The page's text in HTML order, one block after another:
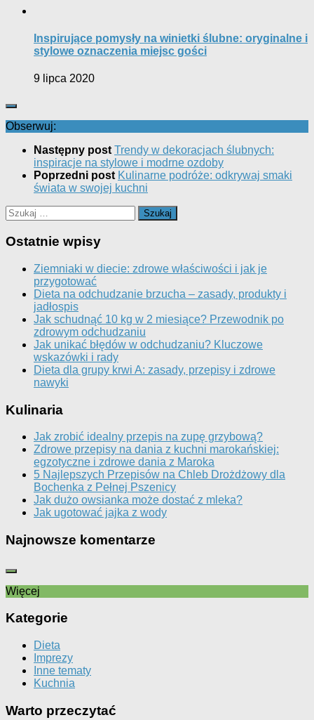
Inspirujące pomysły na winietki ślubne: oryginalne i
stylowe oznaczenia miejsc gości
9 lipca 2020
Obserwuj:
Następny post Trendy w dekoracjach ślubnych:
inspiracje na stylowe i modrne ozdoby
Poprzedni post Kulinarne podróże: odkrywaj smaki
świata w swojej kuchni
Szukaj:
Ostatnie wpisy
Ziemniaki w diecie: zdrowe właściwości i jak je
przygotować
Dieta na odchudzanie brzucha – zasady, produkty i
jadłospis
Jak schudnąć 10 kg w 2 miesiące? Przewodnik po
zdrowym odchudzaniu
Jak unikać błędów w odchudzaniu? Kluczowe
wskazówki i rady
Dieta dla grupy krwi A: zasady, przepisy i zdrowe
nawyki
Kulinaria
Jak zrobić idealny przepis na zupę grzybową?
Zdrowe przepisy na dania z kuchni marokańskiej:
egzotyczne i zdrowe dania z Maroka
5 Najlepszych Przepisów na Chleb Drożdżowy dla
Bochenka z Pełnej Pszenicy
Jak dużo owsianka może dostać z mleka?
Jak ugotować jajka z wody
Najnowsze komentarze
Więcej
Kategorie
Dieta
Imprezy
Inne tematy
Kuchnia
Warto przeczytać